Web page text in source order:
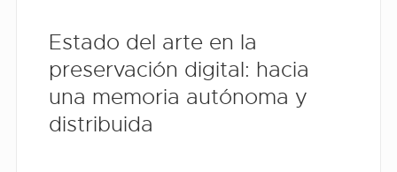
Estado del arte en la
preservación digital: hacia
una memoria autónoma y
distribuida